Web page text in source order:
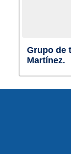
Grupo de
Martínez.